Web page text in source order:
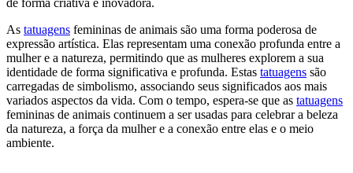
de forma criativa e inovadora.
As tatuagens femininas de animais são uma forma poderosa de
expressão artística. Elas representam uma conexão profunda entre a
mulher e a natureza, permitindo que as mulheres explorem a sua
identidade de forma significativa e profunda. Estas tatuagens são
carregadas de simbolismo, associando seus significados aos mais
variados aspectos da vida. Com o tempo, espera-se que as tatuagens
femininas de animais continuem a ser usadas para celebrar a beleza
da natureza, a força da mulher e a conexão entre elas e o meio
ambiente.